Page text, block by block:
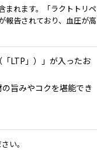
まれます。「ラクトトリペ
報告されており、血圧が高
LTP」）」が入ったお
旨みやコクを堪能でき
い。